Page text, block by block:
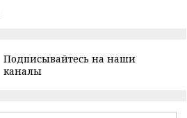
Подписывайтесь на наши
каналы